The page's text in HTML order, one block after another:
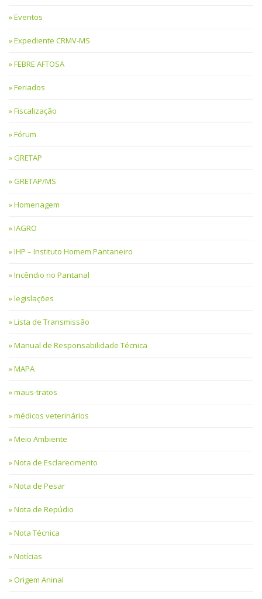
Eventos
Expediente CRMV-MS
FEBRE AFTOSA
Feriados
Fiscalização
Fórum
GRETAP
GRETAP/MS
Homenagem
IAGRO
IHP – Instituto Homem Pantaneiro
Incêndio no Pantanal
legislações
Lista de Transmissão
Manual de Responsabilidade Técnica
MAPA
maus-tratos
médicos veterinários
Meio Ambiente
Nota de Esclarecimento
Nota de Pesar
Nota de Repúdio
Nota Técnica
Notícias
Origem Aninal